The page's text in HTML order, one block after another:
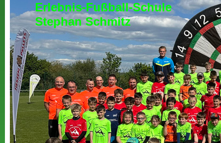
Erlebnis-Fußball-Schule
Stephan Schmitz